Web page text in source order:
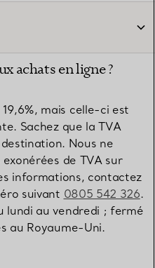
achats en ligne ?
mais celle-ci est
Sachez que la TVA
Nous ne
de TVA sur
informations, contactez
suivant 0805 542 326.
lundi au vendredi ; fermé
au Royaume-Uni.